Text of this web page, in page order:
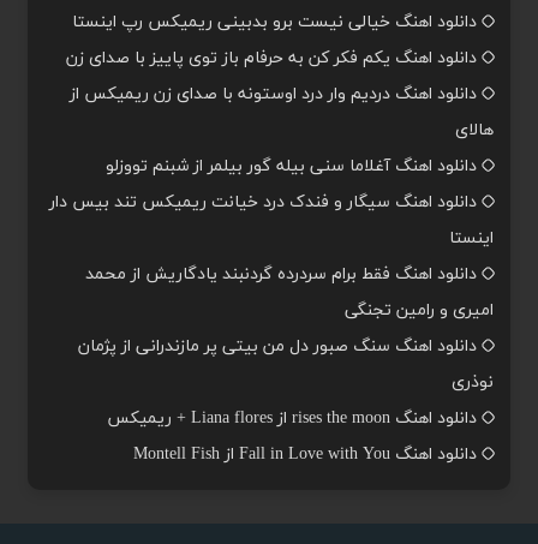
دانلود اهنگ خیالی نیست برو بدبینی ریمیکس رپ اینستا
دانلود اهنگ یکم فکر کن به حرفام باز توی پاییز با صدای زن
دانلود اهنگ دردیم وار درد اوستونه با صدای زن ریمیکس از
هالای
دانلود اهنگ آغلاما سنی بیله گور بیلمر از شبنم تووزلو
دانلود اهنگ سیگار و فندک درد خیانت ریمیکس تند بیس دار
اینستا
دانلود اهنگ فقط برام سردرده گردنبند یادگاریش از محمد
امیری و رامین تجنگی
دانلود اهنگ سنگ صبور دل من بیتی پر مازندرانی از پژمان
نوذری
دانلود اهنگ rises the moon از Liana flores + ریمیکس
دانلود اهنگ Fall in Love with You از Montell Fish